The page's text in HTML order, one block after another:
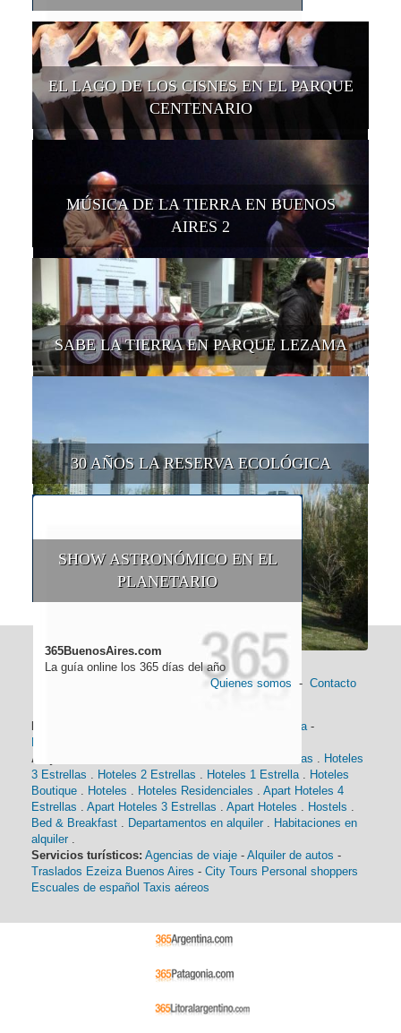
EL LAGO DE LOS CISNES EN EL PARQUE
CENTENARIO
MÚSICA DE LA TIERRA EN BUENOS
AIRES 2
SABE LA TIERRA EN PARQUE LEZAMA
30 AÑOS LA RESERVA ECOLÓGICA
SHOW ASTRONÓMICO EN EL
PLANETARIO
365BuenosAires.com
La guía online los 365 días del año
Quienes somos - Contacto
Información general: Historia -
Distancias
Alojamiento:
Hoteles 4 Estrellas
Hoteles
3 Estrellas
Hoteles 2 Estrellas Hoteles 1 Estrella
Hoteles
Boutique
Hoteles Hoteles Residenciales
Apart Hoteles 4
Estrellas
Apart Hoteles 3 Estrellas Apart Hoteles Hostels
Bed & Breakfast
Departamentos en alquiler
Habitaciones en
alquiler
Servicios turísticos: Agencias de viaje - Alquiler de autos -
Traslados Ezeiza Buenos Aires - City Tours Personal shoppers
Escuales de español Taxis aéreos